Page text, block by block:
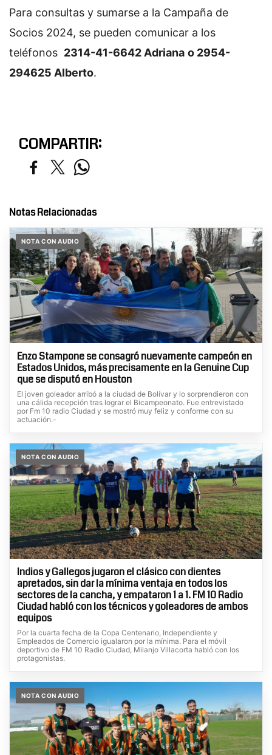
Para consultas y sumarse a la Campaña de
Socios 2024, se pueden comunicar a los
teléfonos 2314-41-6642 Adriana o 2954-
294625 Alberto.
COMPARTIR:
Notas Relacionadas
NOTA CON AUDIO
Enzo Stampone se consagró nuevamente campeón en
Estados Unidos, más precisamente en la Genuine Cup
que se disputó en Houston
El joven goleador arribó a la ciudad de Bolívar y lo sorprendieron con
una cálida recepción tras lograr el Bicampeonato. Fue entrevistado
por Fm 10 radio Ciudad y se mostró muy feliz y conforme con su
actuación.-
NOTA CON AUDIO
Indios y Gallegos jugaron el clásico con dientes
apretados, sin dar la mínima ventaja en todos los
sectores de la cancha, y empataron 1 a 1. FM 10 Radio
Ciudad habló con los técnicos y goleadores de ambos
equipos
Por la cuarta fecha de la Copa Centenario, Independiente y
Empleados de Comercio igualaron por la mínima. Para el móvil
deportivo de FM 10 Radio Ciudad, Milanjo Villacorta habló con los
protagonistas.
NOTA CON AUDIO